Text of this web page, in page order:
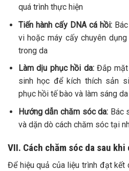
quá trình thực hiện
Tiến hành cấy DNA cá hồi:Bác
vi hoặc máy cấy chuyên
trong da
Làm dịu phục hồi da:Đắp mặt
sinh học để kích thích sản
phục hồi tế bào và làm sáng da
Hướng dẫn chăm sóc da: Bác
và dặn dò cách chăm sóc tại
VII. Cách chăm sóc da sau khi
Để hiệu quả của liệu trình đạt